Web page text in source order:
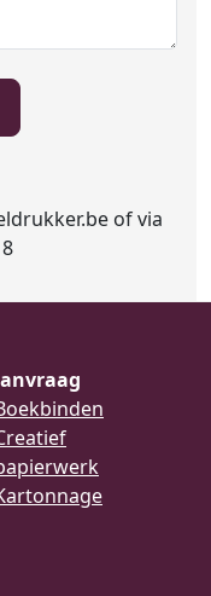
of via